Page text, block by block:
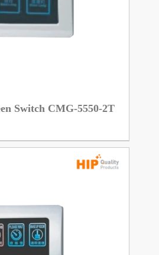
Switch CMG-5550-2T